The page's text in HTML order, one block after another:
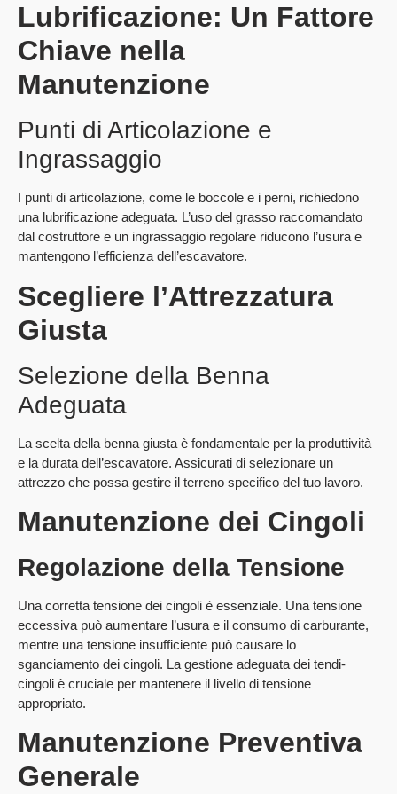
Lubrificazione: Un Fattore
Chiave nella
Manutenzione
Punti di Articolazione e
Ingrassaggio
I punti di articolazione, come le boccole e i perni, richiedono
una lubrificazione adeguata. L’uso del grasso raccomandato
dal costruttore e un ingrassaggio regolare riducono l’usura e
mantengono l’efficienza dell’escavatore.
Scegliere l’Attrezzatura
Giusta
Selezione della Benna
Adeguata
La scelta della benna giusta è fondamentale per la produttività
e la durata dell’escavatore. Assicurati di selezionare un
attrezzo che possa gestire il terreno specifico del tuo lavoro.
Manutenzione dei Cingoli
Regolazione della Tensione
Una corretta tensione dei cingoli è essenziale. Una tensione
eccessiva può aumentare l’usura e il consumo di carburante,
mentre una tensione insufficiente può causare lo
sganciamento dei cingoli. La gestione adeguata dei tendi-
cingoli è cruciale per mantenere il livello di tensione
appropriato.
Manutenzione Preventiva
Generale